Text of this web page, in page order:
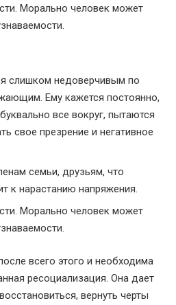
Морально человек может
слишком недоверчивым по
Ему кажется постоянно,
все вокруг, пытаются
свое презрение и негативное
семьи, друзьям, что
к нарастанию напряжения.
Морально человек может
всего этого и необходима
ресоциализация. Она дает
вернуть черты